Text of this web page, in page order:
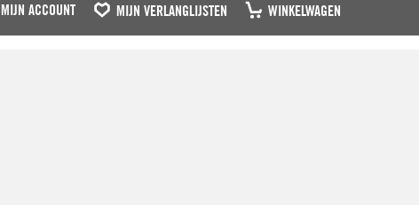
MIJN ACCOUNT MIJN VERLANGLIJSTEN WINKELWAGEN